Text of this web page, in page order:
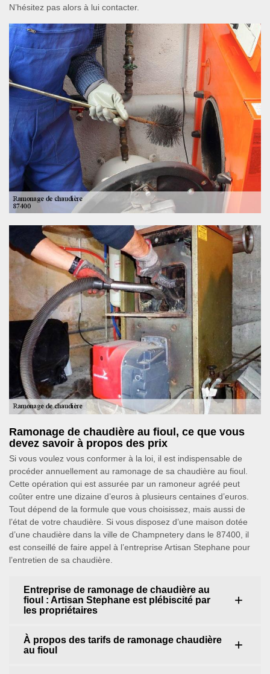
N’hésitez pas alors à lui contacter.
Ramonage de chaudière au fioul, ce que vous
devez savoir à propos des prix
Si vous voulez vous conformer à la loi, il est indispensable de
procéder annuellement au ramonage de sa chaudière au fioul.
Cette opération qui est assurée par un ramoneur agréé peut
coûter entre une dizaine d’euros à plusieurs centaines d’euros.
Tout dépend de la formule que vous choisissez, mais aussi de
l’état de votre chaudière. Si vous disposez d’une maison dotée
d’une chaudière dans la ville de Champnetery dans le 87400, il
est conseillé de faire appel à l’entreprise Artisan Stephane pour
l’entretien de sa chaudière.
Entreprise de ramonage de chaudière au
fioul : Artisan Stephane est plébiscité par
les propriétaires
À propos des tarifs de ramonage chaudière
au fioul